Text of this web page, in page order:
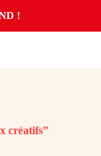
!
créatifs”